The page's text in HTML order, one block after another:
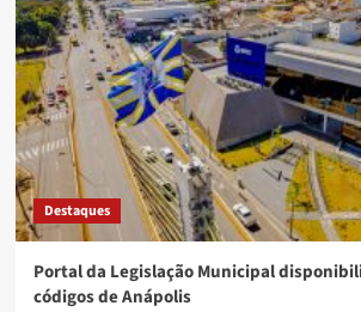
Destaques
Portal da Legislação Municipal
códigos de Anápolis